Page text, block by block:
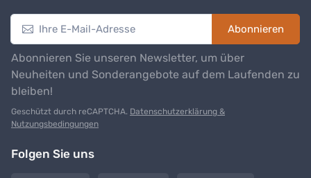
Abonnieren
Abonnieren Sie unseren Newsletter, um über
Neuheiten und Sonderangebote auf dem Laufenden zu
bleiben!
Geschützt durch reCAPTCHA. Datenschutzerklärung &
Nutzungsbedingungen
Folgen Sie uns